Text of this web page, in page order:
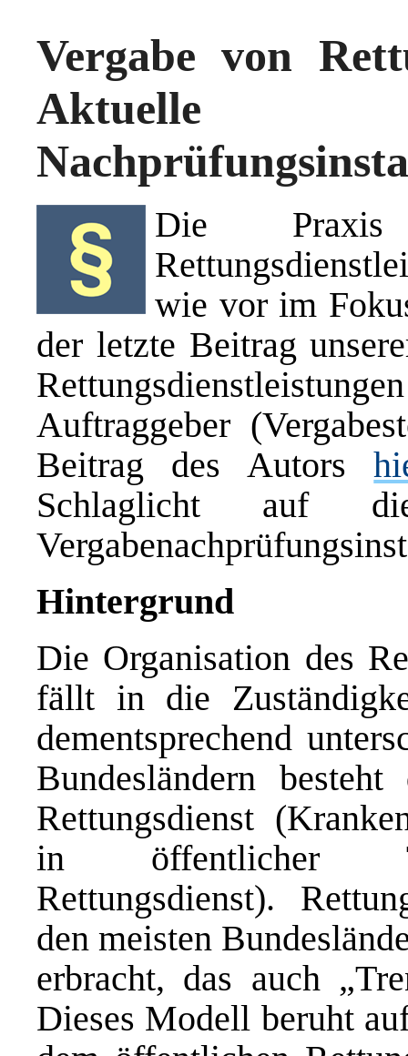
Vergabe von
Aktuelle
Die
wie vor im
der letzte Beitrag
Auftraggeber
Beitrag des Autors
Schlaglicht auf
Hintergrund
Die Organisation des
fällt in die
dementsprechend
Bundesländern
Rettungsdienst
in öffentlicher
Rettungsdienst).
den meisten
erbracht, das auch
Dieses Modell beruht